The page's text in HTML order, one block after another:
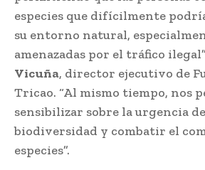
especies que difícilmente
su entorno natural,
amenazadas por el tráfico
Vicuña, director ejecutivo de
Tricao. “Al mismo tiempo, nos
sensibilizar sobre la urgencia
biodiversidad y combatir el
especies”.